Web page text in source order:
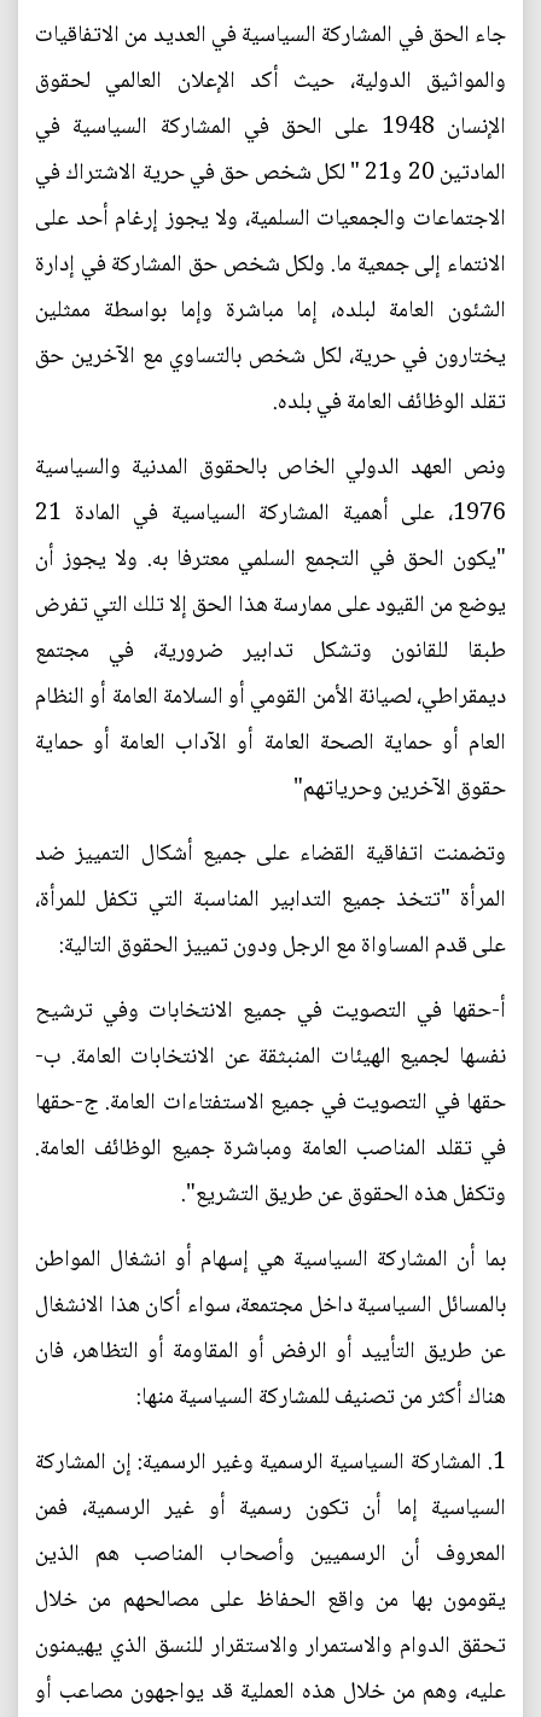
جاء الحق في المشاركة السياسية في العديد من الاتفاقيات
والمواثيق الدولية، حيث أكد الإعلان العالمي لحقوق
الإنسان 1948 على الحق في المشاركة السياسية في
المادتين 20 و21 " لكل شخص حق في حرية الاشتراك في
الاجتماعات والجمعيات السلمية، ولا يجوز إرغام أحد على
الانتماء إلى جمعية ما. ولكل شخص حق المشاركة في إدارة
الشئون العامة لبلده، إما مباشرة وإما بواسطة ممثلين
يختارون في حرية، لكل شخص بالتساوي مع الآخرين حق
تقلد الوظائف العامة في بلده.
ونص العهد الدولي الخاص بالحقوق المدنية والسياسية
1976، على أهمية المشاركة السياسية في المادة 21
"يكون الحق في التجمع السلمي معترفا به. ولا يجوز أن
يوضع من القيود على ممارسة هذا الحق إلا تلك التي تفرض
طبقا للقانون وتشكل تدابير ضرورية، في مجتمع
ديمقراطي، لصيانة الأمن القومي أو السلامة العامة أو النظام
العام أو حماية الصحة العامة أو الآداب العامة أو حماية
حقوق الآخرين وحرياتهم"
وتضمنت اتفاقية القضاء على جميع أشكال التمييز ضد
المرأة "تتخذ جميع التدابير المناسبة التي تكفل للمرأة،
على قدم المساواة مع الرجل ودون تمييز الحقوق التالية:
أ-حقها في التصويت في جميع الانتخابات وفي ترشيح
نفسها لجميع الهيئات المنبثقة عن الانتخابات العامة. ب-
حقها في التصويت في جميع الاستفتاءات العامة. ج‌-حقها
في تقلد المناصب العامة ومباشرة جميع الوظائف العامة.
وتكفل هذه الحقوق عن طريق التشريع".
بما أن المشاركة السياسية هي إسهام أو انشغال المواطن
بالمسائل السياسية داخل مجتمعة، سواء أكان هذا الانشغال
عن طريق التأييد أو الرفض أو المقاومة أو التظاهر، فان
هناك أكثر من تصنيف للمشاركة السياسية منها:
1. المشاركة السياسية الرسمية وغير الرسمية: إن المشاركة
السياسية إما أن تكون رسمية أو غير الرسمية، فمن
المعروف أن الرسميين وأصحاب المناصب هم الذين
يقومون بها من واقع الحفاظ على مصالحهم من خلال
تحقق الدوام والاستمرار والاستقرار للنسق الذي يهيمنون
عليه، وهم من خلال هذه العملية قد يواجهون مصاعب أو